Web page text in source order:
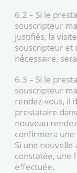
6.2 – Si le
souscripteur
justifiés, la
souscripteur et
nécessaire,
6.3 – Si le
souscripteur
rendez-vous, il
prestataire
nouveau
confirmera une
Si une
constatée, une
effectuée.